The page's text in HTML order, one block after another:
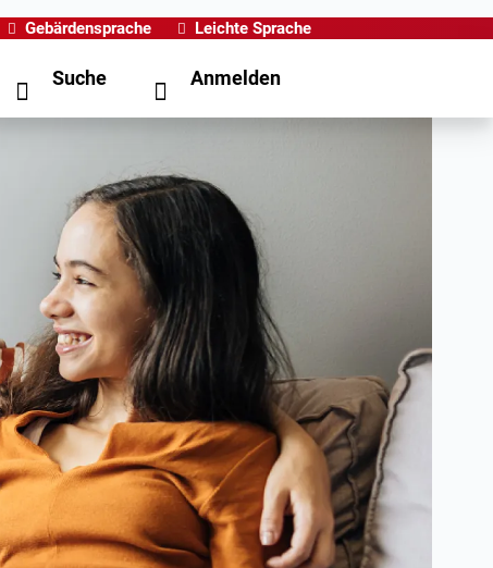
Gebärdensprache Leichte Sprache
Suche Anmelden